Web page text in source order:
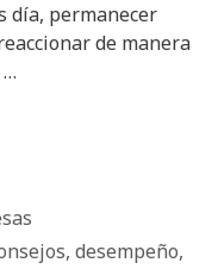
día, permanecer
de manera
, desempeño,